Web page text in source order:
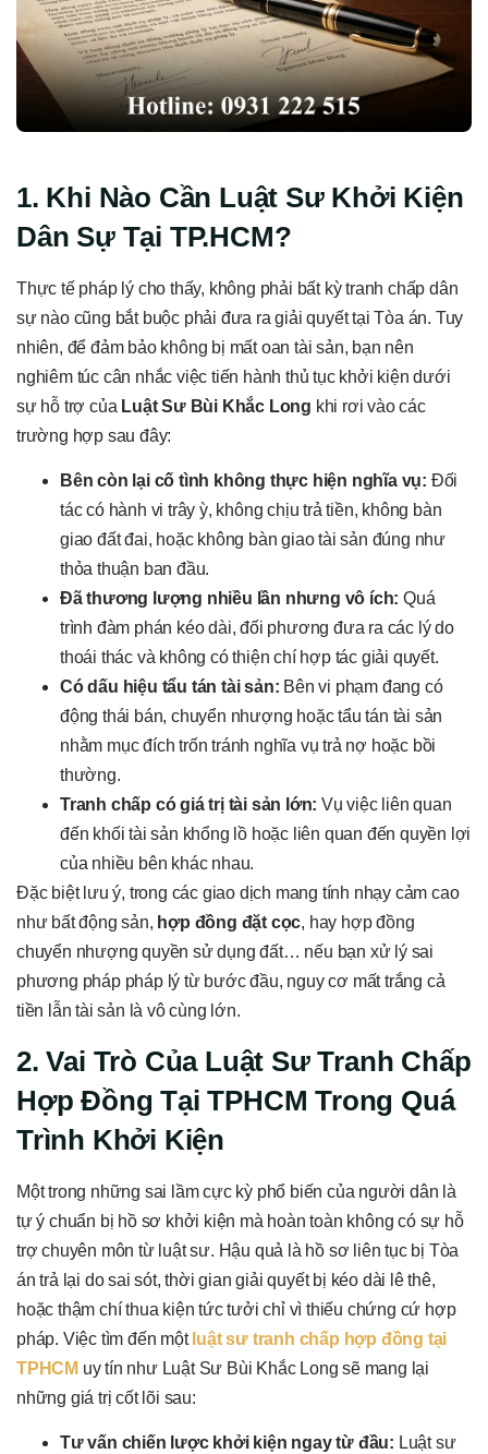
1. Khi Nào Cần Luật Sư Khởi Kiện
Dân Sự Tại TP.HCM?
Thực tế pháp lý cho thấy, không phải bất kỳ tranh chấp dân
sự nào cũng bắt buộc phải đưa ra giải quyết tại Tòa án. Tuy
nhiên, để đảm bảo không bị mất oan tài sản, bạn nên
nghiêm túc cân nhắc việc tiến hành thủ tục khởi kiện dưới
sự hỗ trợ của Luật Sư Bùi Khắc Long khi rơi vào các
trường hợp sau đây:
Bên còn lại cố tình không thực hiện nghĩa vụ: Đối
tác có hành vi trây ỳ, không chịu trả tiền, không bàn
giao đất đai, hoặc không bàn giao tài sản đúng như
thỏa thuận ban đầu.
Đã thương lượng nhiều lần nhưng vô ích: Quá
trình đàm phán kéo dài, đối phương đưa ra các lý do
thoái thác và không có thiện chí hợp tác giải quyết.
Có dấu hiệu tẩu tán tài sản: Bên vi phạm đang có
động thái bán, chuyển nhượng hoặc tẩu tán tài sản
nhằm mục đích trốn tránh nghĩa vụ trả nợ hoặc bồi
thường.
Tranh chấp có giá trị tài sản lớn: Vụ việc liên quan
đến khối tài sản khổng lồ hoặc liên quan đến quyền lợi
của nhiều bên khác nhau.
Đặc biệt lưu ý, trong các giao dịch mang tính nhạy cảm cao
như bất động sản, hợp đồng đặt cọc, hay hợp đồng
chuyển nhượng quyền sử dụng đất… nếu bạn xử lý sai
phương pháp pháp lý từ bước đầu, nguy cơ mất trắng cả
tiền lẫn tài sản là vô cùng lớn.
2. Vai Trò Của Luật Sư Tranh Chấp
Hợp Đồng Tại TPHCM Trong Quá
Trình Khởi Kiện
Một trong những sai lầm cực kỳ phổ biến của người dân là
tự ý chuẩn bị hồ sơ khởi kiện mà hoàn toàn không có sự hỗ
trợ chuyên môn từ luật sư. Hậu quả là hồ sơ liên tục bị Tòa
án trả lại do sai sót, thời gian giải quyết bị kéo dài lê thê,
hoặc thậm chí thua kiện tức tưởi chỉ vì thiếu chứng cứ hợp
pháp. Việc tìm đến một luật sư tranh chấp hợp đồng tại
TPHCM uy tín như Luật Sư Bùi Khắc Long sẽ mang lại
những giá trị cốt lõi sau:
Tư vấn chiến lược khởi kiện ngay từ đầu: Luật sư